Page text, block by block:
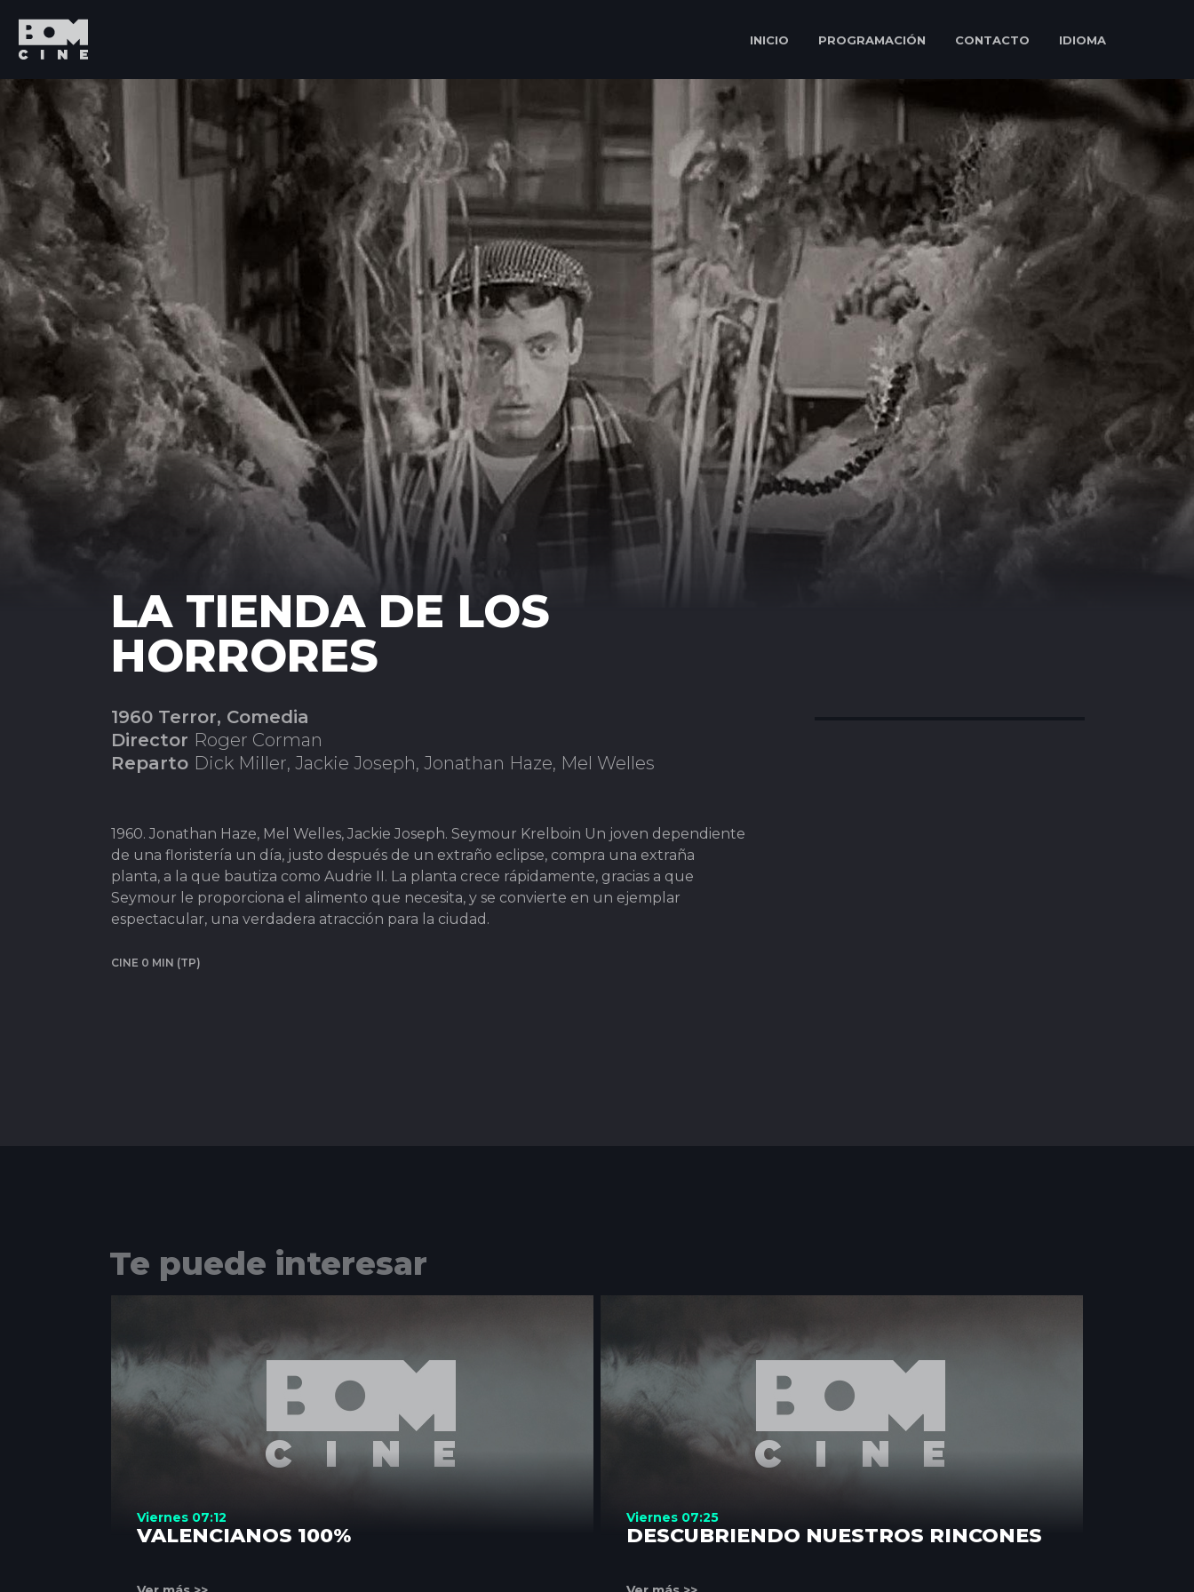
INICIO PROGRAMACIÓN CONTACTO IDIOMA
LA TIENDA DE LOS
HORRORES
1960 Terror, Comedia
Director Roger Corman
Reparto Dick Miller, Jackie Joseph, Jonathan Haze, Mel Welles
1960. Jonathan Haze, Mel Welles, Jackie Joseph. Seymour Krelboin Un joven dependiente
de una floristería un día, justo después de un extraño eclipse, compra una extraña
planta, a la que bautiza como Audrie II. La planta crece rápidamente, gracias a que
Seymour le proporciona el alimento que necesita, y se convierte en un ejemplar
espectacular, una verdadera atracción para la ciudad.
CINE 0 MIN (TP)
Te puede interesar
Viernes 07:12
VALENCIANOS 100%
Viernes 07:25
DESCUBRIENDO NUESTROS RINCONES